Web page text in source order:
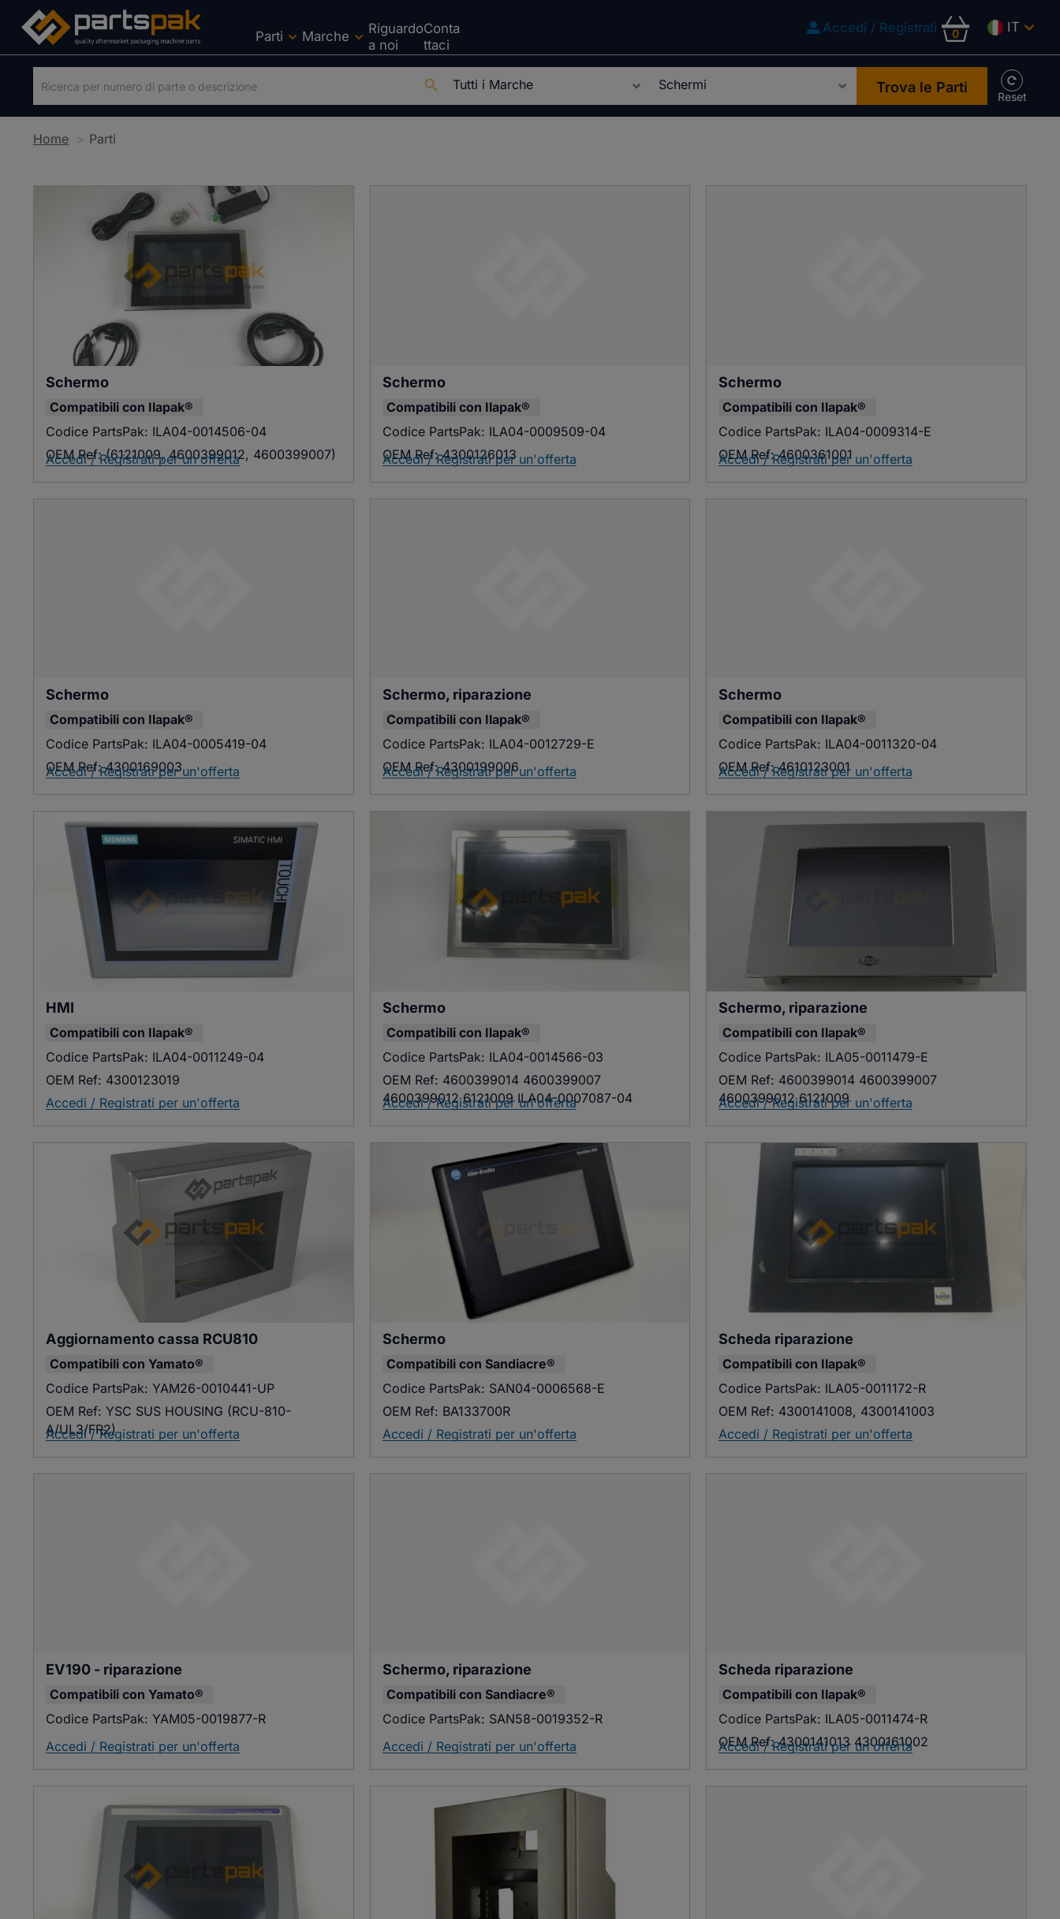
Parti Marche
Riguardo
a noi
Conta
ttaci
Accedi / Registrati 0 IT
Trova le Parti
Home Parti
Schermo
Compatibili con Ilapak®
Codice PartsPak: ILA04-0014506-04
OEM Ref: (6121009, 4600399012, 4600399007)
Accedi / Registrati per un'offerta
Schermo
Compatibili con Ilapak®
Codice PartsPak: ILA04-0009509-04
OEM Ref: 4300126013
Accedi / Registrati per un'offerta
Schermo
Compatibili con Ilapak®
Codice PartsPak: ILA04-0009314-E
OEM Ref: 4600361001
Accedi / Registrati per un'offerta
Schermo
Compatibili con Ilapak®
Codice PartsPak: ILA04-0005419-04
OEM Ref: 4300169003
Accedi / Registrati per un'offerta
Schermo, riparazione
Compatibili con Ilapak®
Codice PartsPak: ILA04-0012729-E
OEM Ref: 4300199006
Accedi / Registrati per un'offerta
Schermo
Compatibili con Ilapak®
Codice PartsPak: ILA04-0011320-04
OEM Ref: 4610123001
Accedi / Registrati per un'offerta
HMI
Compatibili con Ilapak®
Codice PartsPak: ILA04-0011249-04
OEM Ref: 4300123019
Accedi / Registrati per un'offerta
Schermo
Compatibili con Ilapak®
Codice PartsPak: ILA04-0014566-03
OEM Ref: 4600399014 4600399007
4600399012 6121009 ILA04-0007087-04
Accedi / Registrati per un'offerta
Schermo, riparazione
Compatibili con Ilapak®
Codice PartsPak: ILA05-0011479-E
OEM Ref: 4600399014 4600399007
4600399012 6121009
Accedi / Registrati per un'offerta
Aggiornamento cassa RCU810
Compatibili con Yamato®
Codice PartsPak: YAM26-0010441-UP
OEM Ref: YSC SUS HOUSING (RCU-810-
A/UL3/FR2)
Accedi / Registrati per un'offerta
Schermo
Compatibili con Sandiacre®
Codice PartsPak: SAN04-0006568-E
OEM Ref: BA133700R
Accedi / Registrati per un'offerta
Scheda riparazione
Compatibili con Ilapak®
Codice PartsPak: ILA05-0011172-R
OEM Ref: 4300141008, 4300141003
Accedi / Registrati per un'offerta
EV190 - riparazione
Compatibili con Yamato®
Codice PartsPak: YAM05-0019877-R
Accedi / Registrati per un'offerta
Schermo, riparazione
Compatibili con Sandiacre®
Codice PartsPak: SAN58-0019352-R
Accedi / Registrati per un'offerta
Scheda riparazione
Compatibili con Ilapak®
Codice PartsPak: ILA05-0011474-R
OEM Ref: 4300141013 4300161002
Accedi / Registrati per un'offerta